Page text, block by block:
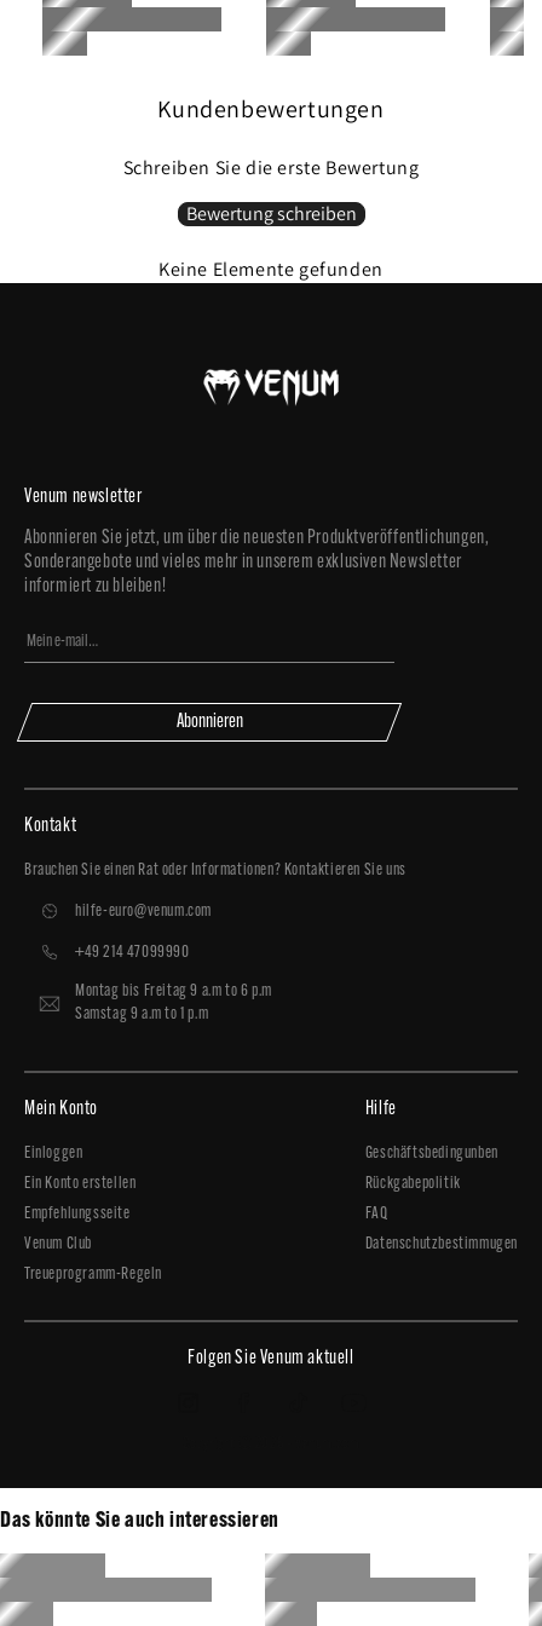
während der elastische Bund einen sicheren Sitz bietet - die ideale Shorts für
Kampfsportarten.
Die Farbe der Personalisierung kann sich leicht von der Farbe der Vorschau auf der
Nicht bügeln
Cool waschen / 30° C.
Nicht im Trockner trocknen.
SKU : VNMUFC-00347-005-CKundenbewertungen
Schreiben Sie die erste Bewertung
Bewertung schreiben
Keine Elemente gefunden
Venum newsletter
Abonnieren Sie jetzt, um über die neuesten Produktveröffentlichungen,
Sonderangebote und vieles mehr in unserem exklusiven Newsletter
informiert zu bleiben!
Abonnieren
Kontakt
Brauchen Sie einen Rat oder Informationen? Kontaktieren Sie uns
hilfe-euro@venum.com
+49 214 47099990
Montag bis Freitag 9 a.m to 6 p.m
Samstag 9 a.m to 1 p.m
Mein Konto
Einloggen
Ein Konto erstellen
Empfehlungsseite
Venum Club
Treueprogramm-Regeln
Hilfe
Geschäftsbedingunben
Rückgabepolitik
FAQ
Datenschutzbestimmugen
Folgen Sie Venum aktuell
Das könnte Sie auch interessieren